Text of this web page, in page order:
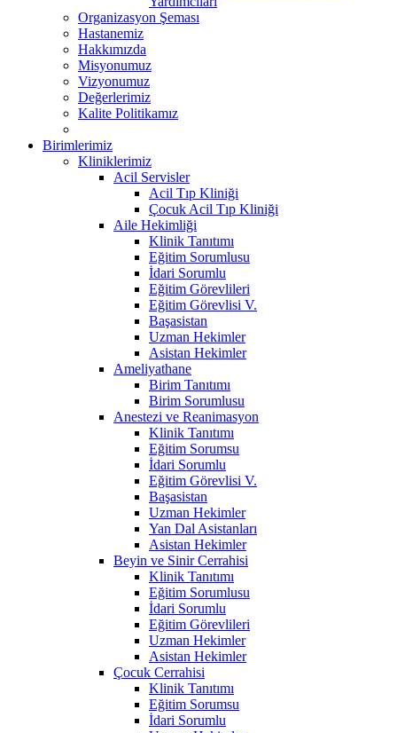
Organizasyon Şeması
Hastanemiz
Hakkımızda
Misyonumuz
Vizyonumuz
Değerlerimiz
Kalite Politikamız
Birimlerimiz
Kliniklerimiz
Acil Servisler
Acil Tıp Kliniği
Çocuk Acil Tıp Kliniği
Aile Hekimliği
Klinik Tanıtımı
Eğitim Sorumlusu
İdari Sorumlu
Eğitim Görevlileri
Eğitim Görevlisi V.
Başasistan
Uzman Hekimler
Asistan Hekimler
Ameliyathane
Birim Tanıtımı
Birim Sorumlusu
Anestezi ve Reanimasyon
Klinik Tanıtımı
Eğitim Sorumsu
İdari Sorumlu
Eğitim Görevlisi V.
Başasistan
Uzman Hekimler
Yan Dal Asistanları
Asistan Hekimler
Beyin ve Sinir Cerrahisi
Klinik Tanıtımı
Eğitim Sorumlusu
İdari Sorumlu
Eğitim Görevlileri
Uzman Hekimler
Asistan Hekimler
Çocuk Cerrahisi
Klinik Tanıtımı
Eğitim Sorumsu
İdari Sorumlu